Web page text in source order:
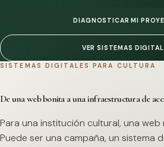
DIAGNOSTICAR MI
VER SISTEMAS
SISTEMAS DIGITALES PARA CULTURA
De una web bonita a una infraestructura de
Para una institución cultural, una
Puede ser una campaña, un sistema